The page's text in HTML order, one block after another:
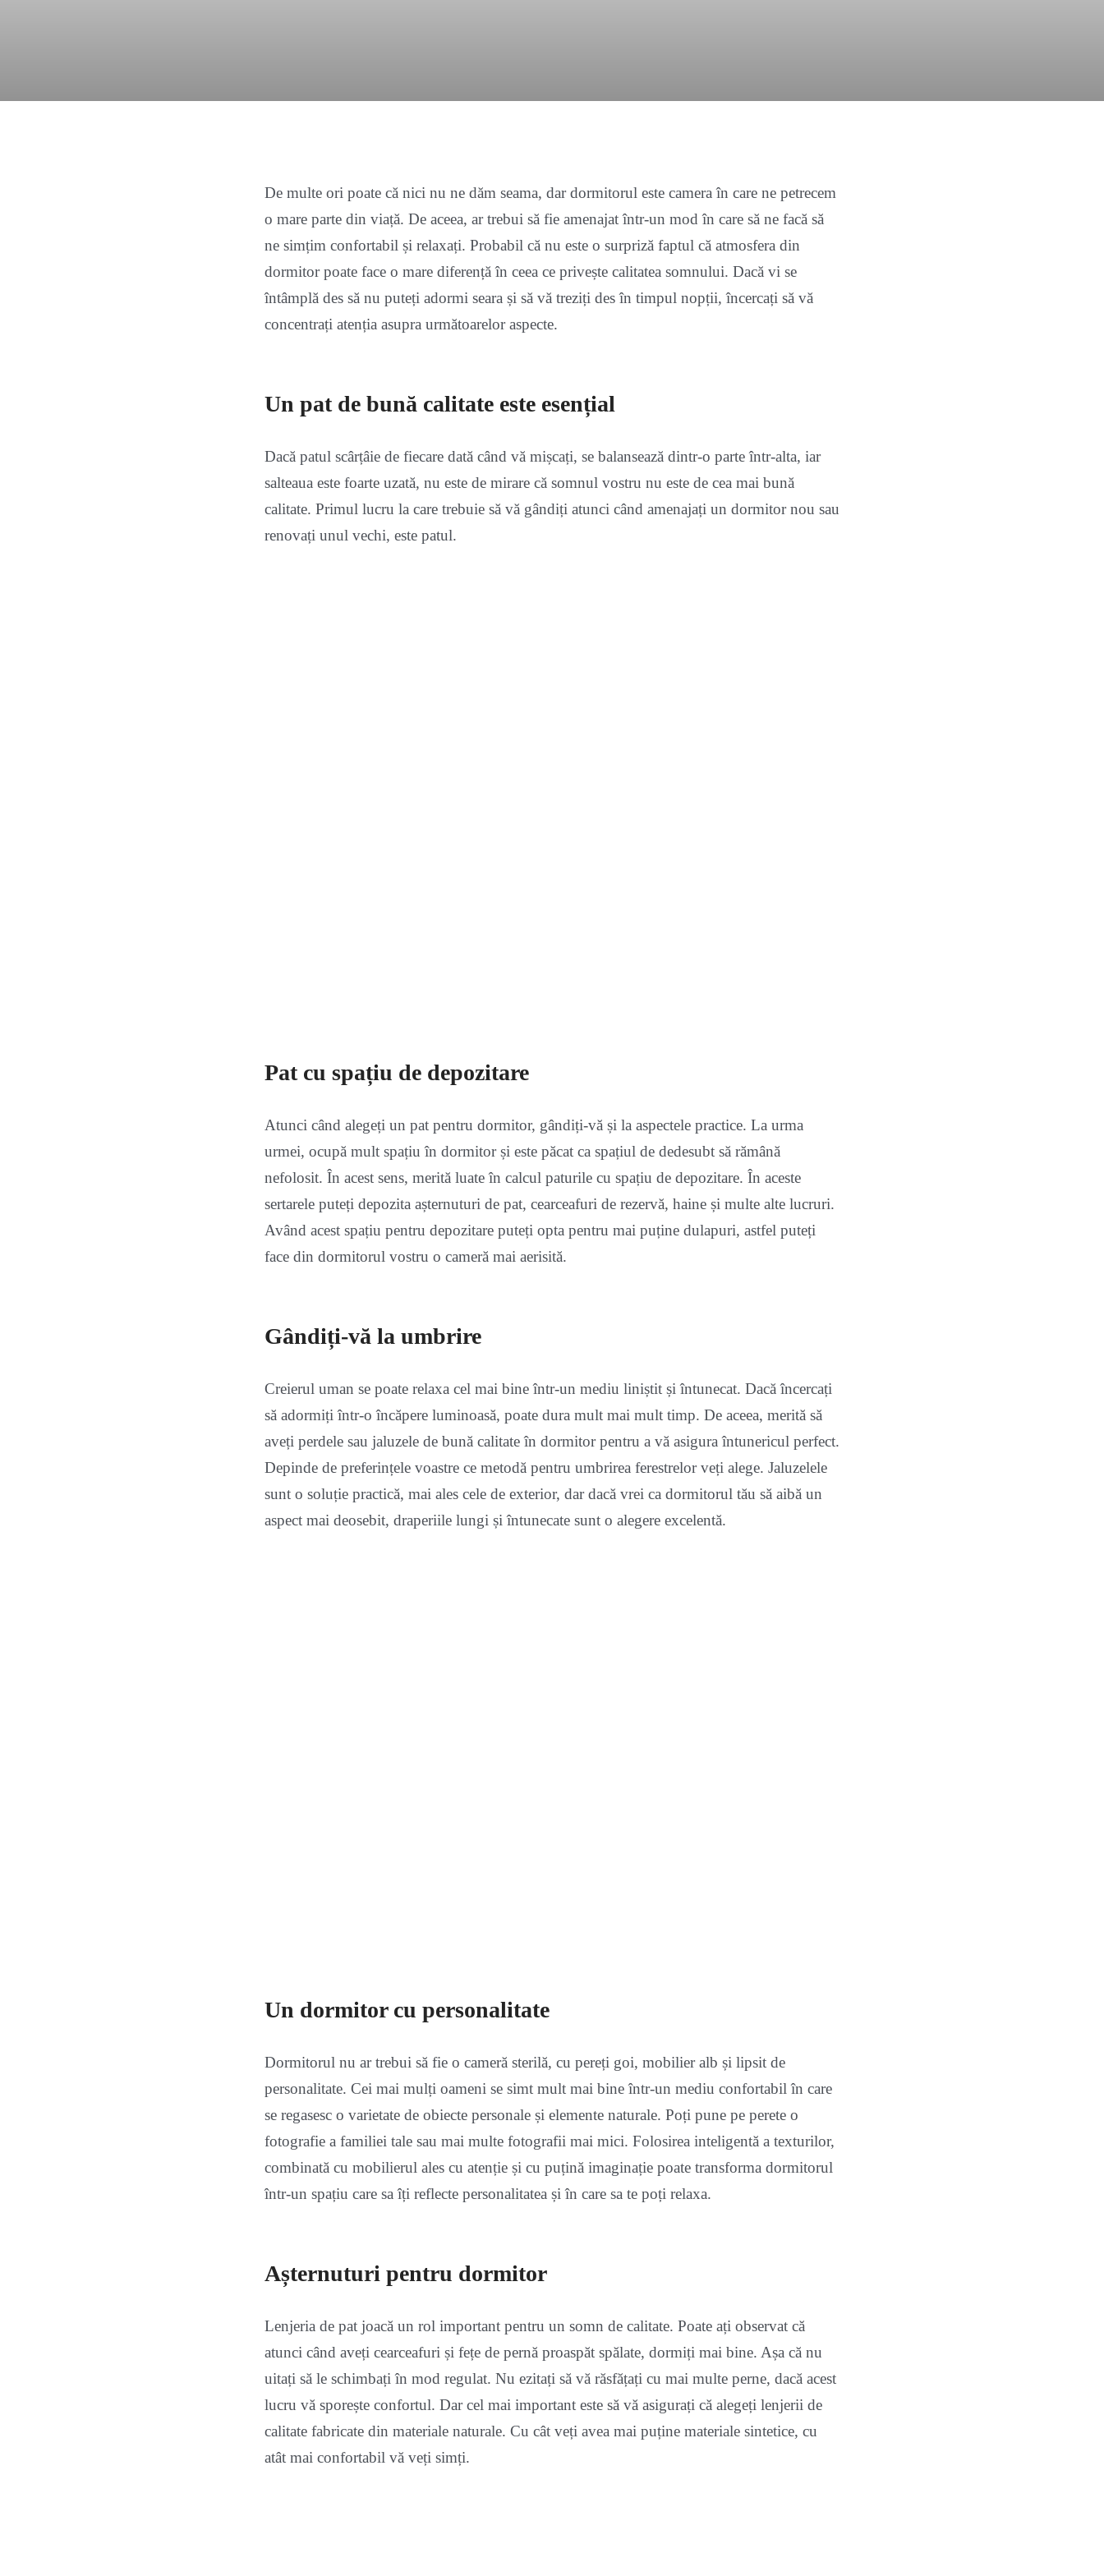
De multe ori poate că nici nu ne dăm seama, dar dormitorul este camera în care ne petrecem
o mare parte din viață. De aceea, ar trebui să fie amenajat într-un mod în care să ne facă să
ne simțim confortabil și relaxați. Probabil că nu este o surpriză faptul că atmosfera din
dormitor poate face o mare diferență în ceea ce privește calitatea somnului. Dacă vi se
întâmplă des să nu puteți adormi seara și să vă treziți des în timpul nopții, încercați să vă
concentrați atenția asupra următoarelor aspecte.
Un pat de bună calitate este esențial
Dacă patul scârțâie de fiecare dată când vă mișcați, se balansează dintr-o parte într-alta, iar
salteaua este foarte uzată, nu este de mirare că somnul vostru nu este de cea mai bună
calitate. Primul lucru la care trebuie să vă gândiți atunci când amenajați un dormitor nou sau
renovați unul vechi, este patul.
Pat cu spațiu de depozitare
Atunci când alegeți un pat pentru dormitor, gândiți-vă și la aspectele practice. La urma
urmei, ocupă mult spațiu în dormitor și este păcat ca spațiul de dedesubt să rămână
nefolosit. În acest sens, merită luate în calcul paturile cu spațiu de depozitare. În aceste
sertarele puteți depozita așternuturi de pat, cearceafuri de rezervă, haine și multe alte lucruri.
Având acest spațiu pentru depozitare puteți opta pentru mai puține dulapuri, astfel puteți
face din dormitorul vostru o cameră mai aerisită.
Gândiți-vă la umbrire
Creierul uman se poate relaxa cel mai bine într-un mediu liniștit și întunecat. Dacă încercați
să adormiți într-o încăpere luminoasă, poate dura mult mai mult timp. De aceea, merită să
aveți perdele sau jaluzele de bună calitate în dormitor pentru a vă asigura întunericul perfect.
Depinde de preferințele voastre ce metodă pentru umbrirea ferestrelor veți alege. Jaluzelele
sunt o soluție practică, mai ales cele de exterior, dar dacă vrei ca dormitorul tău să aibă un
aspect mai deosebit, draperiile lungi și întunecate sunt o alegere excelentă.
Un dormitor cu personalitate
Dormitorul nu ar trebui să fie o cameră sterilă, cu pereți goi, mobilier alb și lipsit de
personalitate. Cei mai mulți oameni se simt mult mai bine într-un mediu confortabil în care
se regasesc o varietate de obiecte personale și elemente naturale. Poți pune pe perete o
fotografie a familiei tale sau mai multe fotografii mai mici. Folosirea inteligentă a texturilor,
combinată cu mobilierul ales cu atenție și cu puțină imaginație poate transforma dormitorul
într-un spațiu care sa îți reflecte personalitatea și în care sa te poți relaxa.
Așternuturi pentru dormitor
Lenjeria de pat joacă un rol important pentru un somn de calitate. Poate ați observat că
atunci când aveți cearceafuri și fețe de pernă proaspăt spălate, dormiți mai bine. Așa că nu
uitați să le schimbați în mod regulat. Nu ezitați să vă răsfățați cu mai multe perne, dacă acest
lucru vă sporește confortul. Dar cel mai important este să vă asigurați că alegeți lenjerii de
calitate fabricate din materiale naturale. Cu cât veți avea mai puține materiale sintetice, cu
atât mai confortabil vă veți simți.